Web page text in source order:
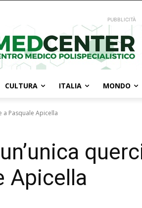
PUBBLICITÀ
CULTURA ITALIA MONDO
Pasquale Apicella
Apicella